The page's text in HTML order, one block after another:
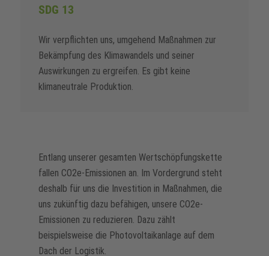
SDG 13
Wir verpflichten uns, umgehend Maßnahmen zur
Bekämpfung des Klimawandels und seiner
Auswirkungen zu ergreifen. Es gibt keine
klimaneutrale Produktion.
Entlang unserer gesamten Wertschöpfungskette
fallen CO2e-Emissionen an. Im Vordergrund steht
deshalb für uns die Investition in Maßnahmen, die
uns zukünftig dazu befähigen, unsere CO2e-
Emissionen zu reduzieren. Dazu zählt
beispielsweise die Photovoltaikanlage auf dem
Dach der Logistik.